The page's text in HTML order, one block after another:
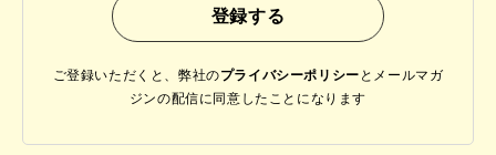
ご登録いただくと、弊社のプライバシーポリシー と メールマガ
ジンの配信に同意したことになります